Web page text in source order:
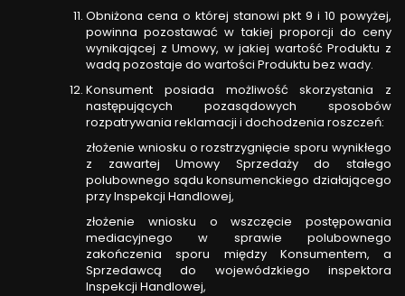
Obniżona cena o której stanowi pkt 9 i 10 powyżej,
powinna pozostawać w takiej proporcji do ceny
wynikającej z Umowy, w jakiej wartość Produktu z
wadą pozostaje do wartości Produktu bez wady.
Konsument posiada możliwość skorzystania z
następujących pozasądowych sposobów
rozpatrywania reklamacji i dochodzenia roszczeń:
złożenie wniosku o rozstrzygnięcie sporu wynikłego
z zawartej Umowy Sprzedaży do stałego
polubownego sądu konsumenckiego działającego
przy Inspekcji Handlowej,
złożenie wniosku o wszczęcie postępowania
mediacyjnego w sprawie polubownego
zakończenia sporu między Konsumentem, a
Sprzedawcą do wojewódzkiego inspektora
Inspekcji Handlowej,